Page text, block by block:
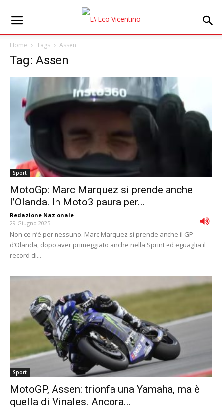
Home Tags Assen
Tag: Assen
Sport
MotoGp: Marc Marquez si prende anche
l’Olanda. In Moto3 paura per...
Redazione Nazionale -
29 Giugno 2025
Non ce n’è per nessuno. Marc Marquez si prende anche il GP
d’Olanda, dopo aver primeggiato anche nella Sprint ed eguaglia il
record di...
Sport
MotoGP, Assen: trionfa una Yamaha, ma è
quella di Vinales. Ancora...